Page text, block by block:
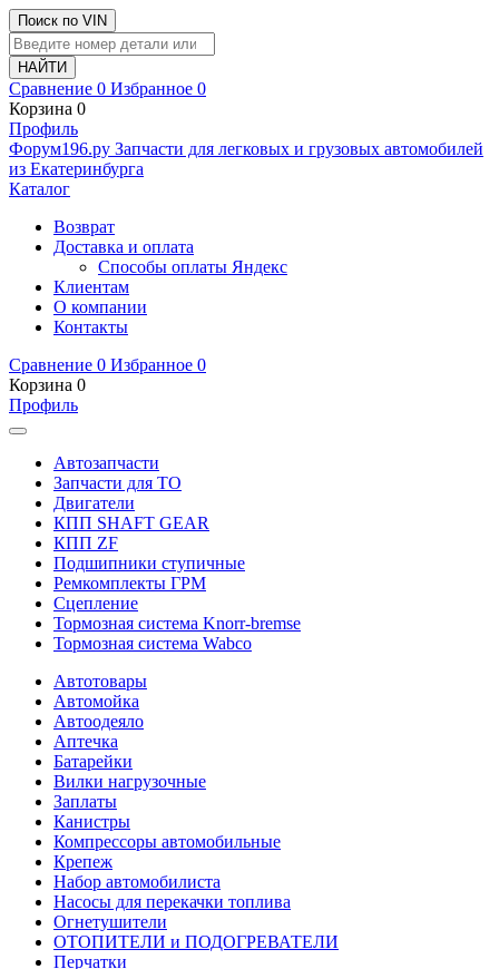
Поиск по VIN
Сравнение 0 Избранное 0
Корзина 0
Профиль
Фoрум196.ру Запчасти для легковых и грузовых автомобилей
из Екатеринбурга
Каталог
Возврат
Доставка и оплата
Способы оплаты Яндекс
Клиентам
О компании
Контакты
Сравнение 0 Избранное 0
Корзина 0
Профиль
Автозапчасти
Запчасти для ТО
Двигатели
КПП SHAFT GEAR
КПП ZF
Подшипники ступичные
Ремкомплекты ГРМ
Сцепление
Тормозная система Knorr-bremse
Тормозная система Wabco
Автотовары
Автомойка
Автоодеяло
Аптечка
Батарейки
Вилки нагрузочные
Заплаты
Канистры
Компрессоры автомобильные
Крепеж
Набор автомобилиста
Насосы для перекачки топлива
Огнетушители
ОТОПИТЕЛИ и ПОДОГРЕВАТЕЛИ
Перчатки